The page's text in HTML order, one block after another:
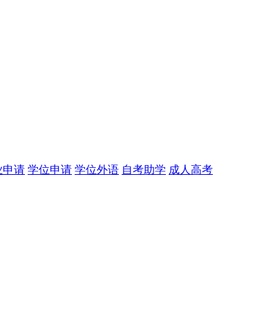
申请 学位申请 学位外语 自考助学 成人高考